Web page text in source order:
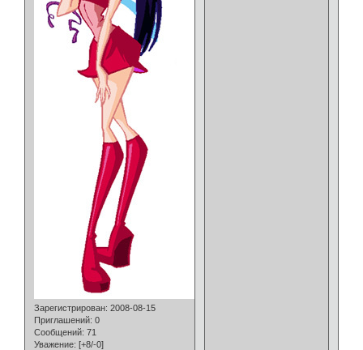
Зарегистрирован: 2008-08-15
Приглашений: 0
Сообщений: 71
Уважение: [+8/-0]